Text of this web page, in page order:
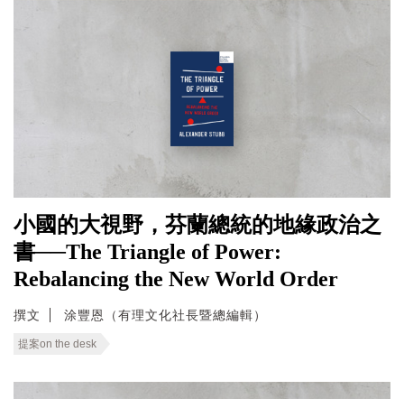
小國的大視野，芬蘭總統的地緣政治之
書──The Triangle of Power:
Rebalancing the New World Order
撰文 涂豐恩（有理文化社長暨總編輯）
提案on the desk